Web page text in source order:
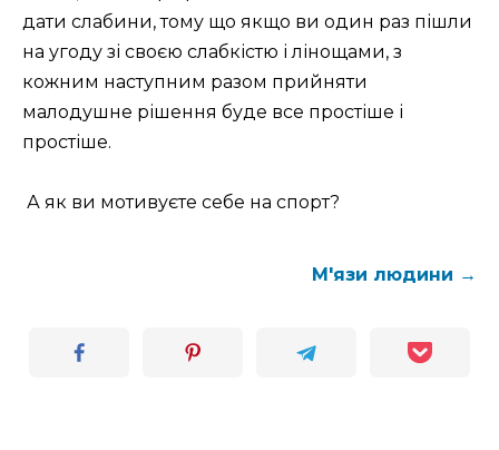
дати слабини, тому що якщо ви один раз пішли
на угоду зі своєю слабкістю і лінощами, з
кожним наступним разом прийняти
малодушне рішення буде все простіше і
простіше.
А як ви мотивуєте себе на спорт?
М'язи людини →